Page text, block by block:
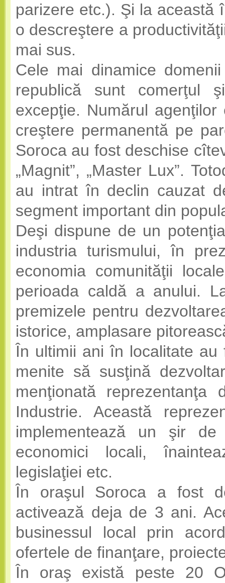
parizere etc.). Şi la această
o descreştere a
mai sus.
Cele mai dinamice
republică sunt comerţul
excepţie. Numărul
creştere permanentă pe
Soroca au fost deschise
„Magnit”, „Master Lux”.
au intrat în declin cauzat
segment important din
Deşi dispune de un
industria turismului, în
economia comunităţii
perioada caldă a anului.
premizele pentru
istorice, amplasare
În ultimii ani în localitate
menite să susţină
menţionată
Industrie. Această
implementează un şir de
economici locali,
legislaţiei etc.
În oraşul Soroca a fost
activează deja de 3 ani.
businessul local prin
ofertele de finanţare,
În oraş există peste 20